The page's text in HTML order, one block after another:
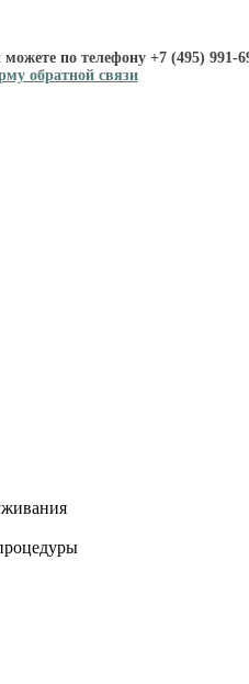
по телефону +7 (495) 991-
обратной связи